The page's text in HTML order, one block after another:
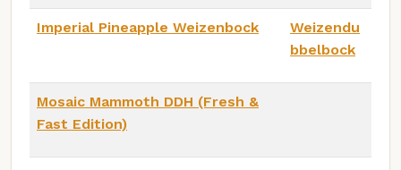
Imperial Pineapple Weizenbock
Weizendu
bbelbock
Mosaic Mammoth DDH (Fresh &
Fast Edition)